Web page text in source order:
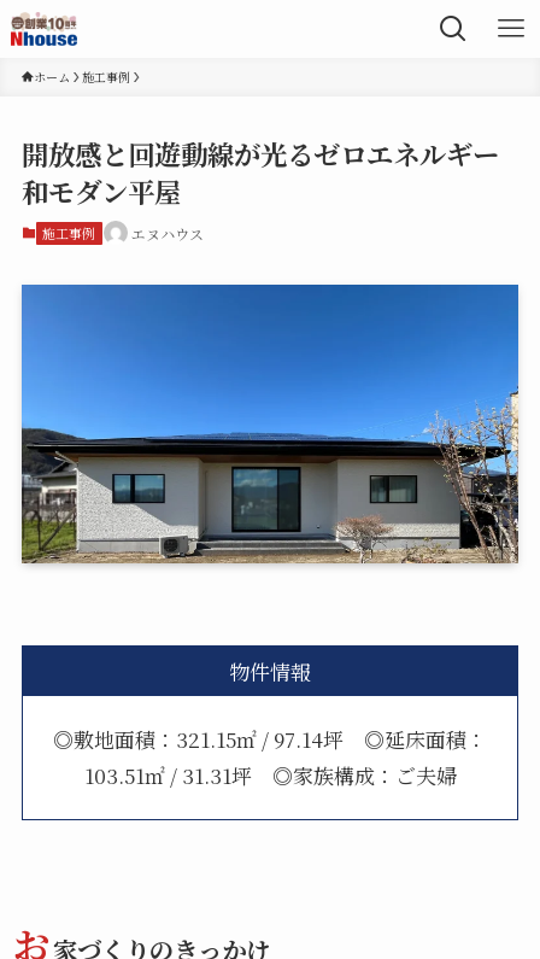
ホーム 施工事例
開放感と回遊動線が光るゼロエネルギー
和モダン平屋
施工事例 エヌハウス
物件情報
◎敷地面積：321.15㎡ / 97.14坪 ◎延床面積：
103.51㎡ / 31.31坪 ◎家族構成：ご夫婦
お家づくりのきっかけ